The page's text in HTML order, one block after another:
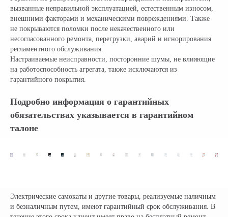
вызванные неправильной эксплуатацией, естественным износом,
внешними факторами и механическими повреждениями. Также
не покрываются поломки после некачественного или
несогласованного ремонта, перегрузки, аварий и игнорирования
регламентного обслуживания.
Настраиваемые неисправности, посторонние шумы, не влияющие
на работоспособность агрегата, также исключаются из
гарантийного покрытия.
Подробно информация о гарантийных
обязательствах указывается в гарантийном
талоне
Электрические самокаты и другие товары, реализуемые наличным
и безналичным путем, имеют гарантийный срок обслуживания. В
Московская область, г. Мытищи, ул. Ярмарочная с4Б.
Павильон Т 10-15
Ростовское Шоссе 11/4
НАШИ САЛОНЫ: